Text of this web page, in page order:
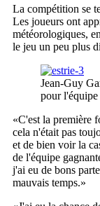
La compétition se
Les joueurs ont
météorologiques,
le jeu un peu plus
Jean-Guy
pour l'équipe
«C'est la première
cela n'était pas
et de bien voir la
de l'équipe
j'ai eu de bons
mauvais temps.»